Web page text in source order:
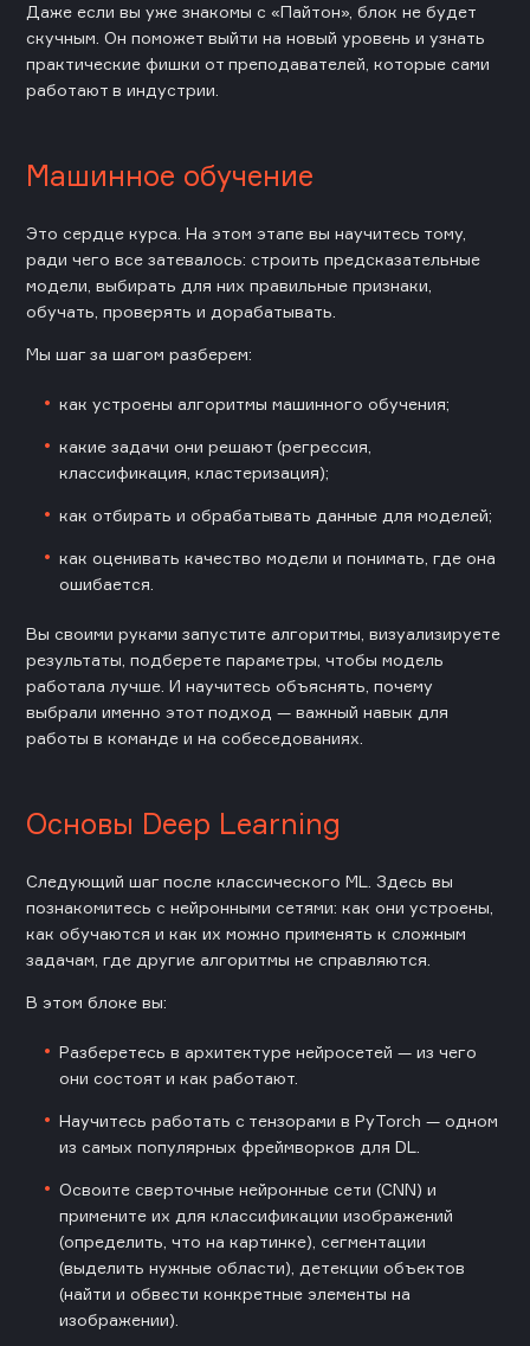
Даже если вы уже знакомы с «Пайтон», блок не будет
скучным. Он поможет выйти на новый уровень и узнать
практические фишки от преподавателей, которые сами
работают в индустрии.
Машинное обучение
Это сердце курса. На этом этапе вы научитесь тому,
ради чего все затевалось: строить предсказательные
модели, выбирать для них правильные признаки,
обучать, проверять и дорабатывать.
Мы шаг за шагом разберем:
как устроены алгоритмы машинного обучения;
какие задачи они решают (регрессия,
классификация, кластеризация);
как отбирать и обрабатывать данные для моделей;
как оценивать качество модели и понимать, где она
ошибается.
Вы своими руками запустите алгоритмы, визуализируете
результаты, подберете параметры, чтобы модель
работала лучше. И научитесь объяснять, почему
выбрали именно этот подход — важный навык для
работы в команде и на собеседованиях.
Основы Deep Learning
Следующий шаг после классического ML. Здесь вы
познакомитесь с нейронными сетями: как они устроены,
как обучаются и как их можно применять к сложным
задачам, где другие алгоритмы не справляются.
В этом блоке вы:
Разберетесь в архитектуре нейросетей — из чего
они состоят и как работают.
Научитесь работать с тензорами в PyTorch — одном
из самых популярных фреймворков для DL.
Освоите сверточные нейронные сети (CNN) и
примените их для классификации изображений
(определить, что на картинке), сегментации
(выделить нужные области), детекции объектов
(найти и обвести конкретные элементы на
изображении).